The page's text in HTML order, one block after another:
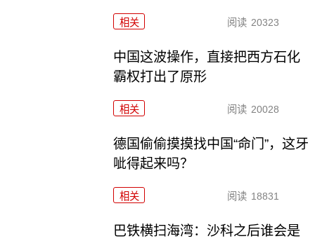
相关 阅读 20323
中国这波操作，直接把西方石化
霸权打出了原形
相关 阅读 20028
德国偷偷摸摸找中国“命门”，这牙
呲得起来吗？
相关 阅读 18831
巴铁横扫海湾：沙科之后谁会是